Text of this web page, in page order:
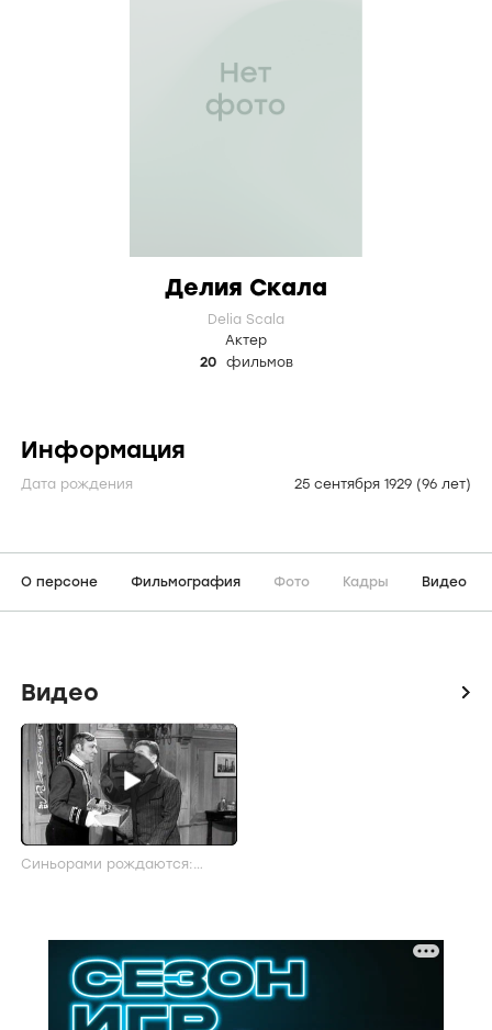
Делия Скала
Delia Scala
Актер
20
фильмов
Информация
Дата рождения 25 сентября 1929 (96 лет)
О персоне Фильмография Фото Кадры Видео
Видео icon
Синьорами рождаются: